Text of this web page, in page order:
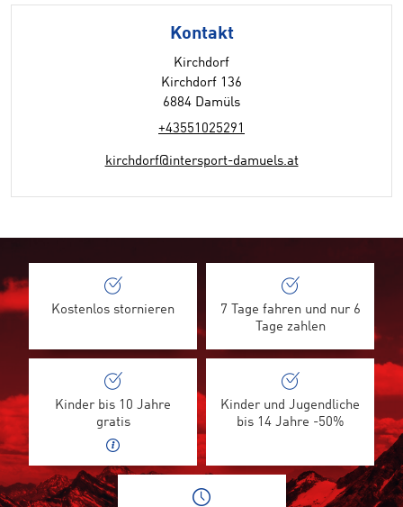
Kontakt
Kirchdorf
Kirchdorf 136
6884 Damüls
+43551025291
kirchdorf@intersport-damuels.at
Kostenlos stornieren
7 Tage fahren und nur 6
Tage zahlen
Kinder bis 10 Jahre
gratis
Kinder und Jugendliche
bis 14 Jahre -50%